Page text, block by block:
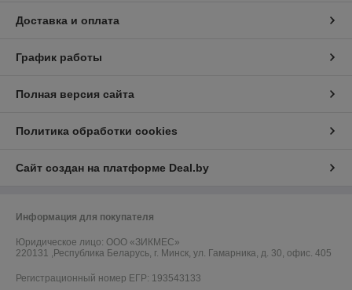
Доставка и оплата
График работы
Полная версия сайта
Политика обработки cookies
Сайт создан на платформе Deal.by
Информация для покупателя
Юридическое лицо: ООО «ЗИКМЕС»
220131 ,Республика Беларусь, г. Минск, ул. Гамарника, д. 30, офис. 405
Регистрационный номер ЕГР: 193543133